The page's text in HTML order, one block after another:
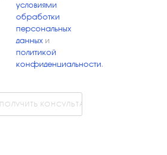
условиями
обработки
персональных
данных и
политикой
конфиденциальности.
ПОЛУЧИТЬ КОНСУЛЬТАЦИЮ